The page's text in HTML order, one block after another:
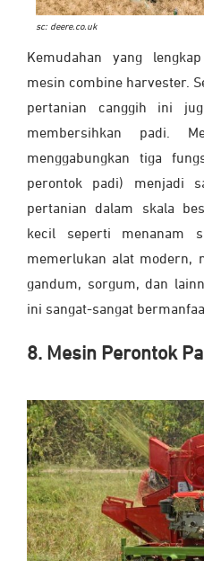
sc: deere.co.uk
Kemudahan yang
mesin combine harvester.
pertanian canggih ini
membersihkan padi.
menggabungkan tiga
perontok padi) menjadi
pertanian dalam skala
kecil seperti menanam
memerlukan alat modern,
gandum, sorgum, dan
ini sangat-sangat
8. Mesin Perontok